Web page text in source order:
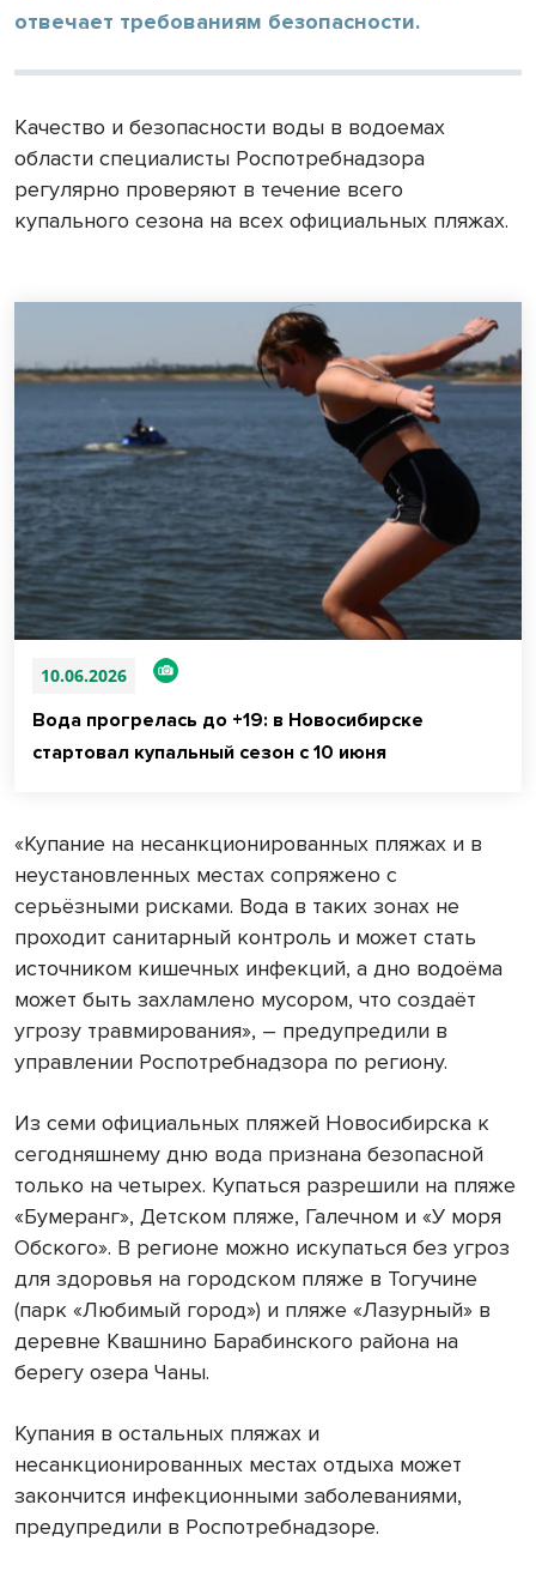
отвечает требованиям безопасности.
Качество и безопасности воды в водоемах
области специалисты Роспотребнадзора
регулярно проверяют в течение всего
купального сезона на всех официальных пляжах.
10.06.2026
Вода прогрелась до +19: в Новосибирске
стартовал купальный сезон с 10 июня
«Купание на несанкционированных пляжах и в
неустановленных местах сопряжено с
серьёзными рисками. Вода в таких зонах не
проходит санитарный контроль и может стать
источником кишечных инфекций, а дно водоёма
может быть захламлено мусором, что создаёт
угрозу травмирования», – предупредили в
управлении Роспотребнадзора по региону.
Из семи официальных пляжей Новосибирска к
сегодняшнему дню вода признана безопасной
только на четырех. Купаться разрешили на пляже
«Бумеранг», Детском пляже, Галечном и «У моря
Обского». В регионе можно искупаться без угроз
для здоровья на городском пляже в Тогучине
(парк «Любимый город») и пляже «Лазурный» в
деревне Квашнино Барабинского района на
берегу озера Чаны.
Купания в остальных пляжах и
несанкционированных местах отдыха может
закончится инфекционными заболеваниями,
предупредили в Роспотребнадзоре.